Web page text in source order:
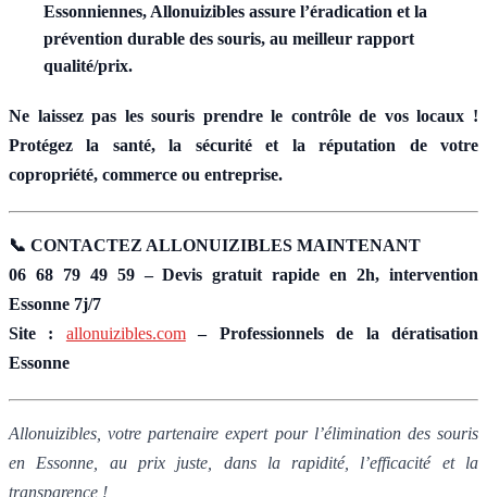
Essonniennes, Allonuizibles assure l’éradication et la
prévention durable des souris, au meilleur rapport
qualité/prix.
Ne laissez pas les souris prendre le contrôle de vos locaux !
Protégez la santé, la sécurité et la réputation de votre
copropriété, commerce ou entreprise.
📞 CONTACTEZ ALLONUIZIBLES MAINTENANT
06 68 79 49 59 – Devis gratuit rapide en 2h, intervention
Essonne 7j/7
Site : allonuizibles.com– Professionnels de la dératisation
Essonne
Allonuizibles, votre partenaire expert pour l’élimination des souris
en Essonne, au prix juste, dans la rapidité, l’efficacité et la
transparence !